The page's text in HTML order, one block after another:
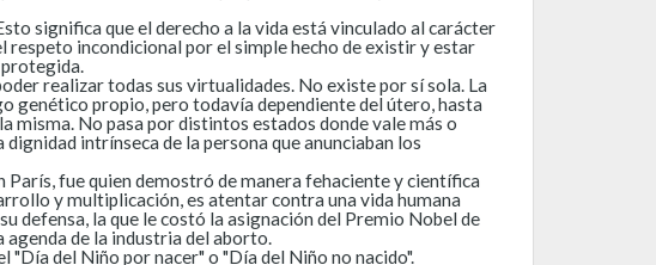
significa que el derecho a la vida está vinculado al carácter
respeto incondicional por el simple hecho de existir y estar
realizar todas sus virtualidades. No existe por sí sola. La
genético propio, pero todavía dependiente del útero, hasta
misma. No pasa por distintos estados donde vale más o
intrínseca de la persona que anunciaban los
fue quien demostró de manera fehaciente y científica
y multiplicación, es atentar contra una vida humana
defensa, la que le costó la asignación del Premio Nobel de
agenda de la industria del aborto.
del Niño por nacer" o "Día del Niño no nacido".